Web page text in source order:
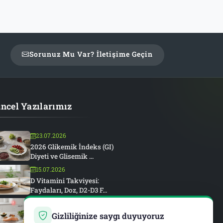
Sorunuz Mu Var? İletişime Geçin
Yazılarımız
23.07.2026
2026 Glikemik İndeks (GI)
Diyeti ve Glisemik ...
15.07.2026
D Vitamini Takviyesi:
Faydaları, Doz, D2-D3 F...
Romatoid Artrit ve
Gizliliğinize saygı duyuyoruz